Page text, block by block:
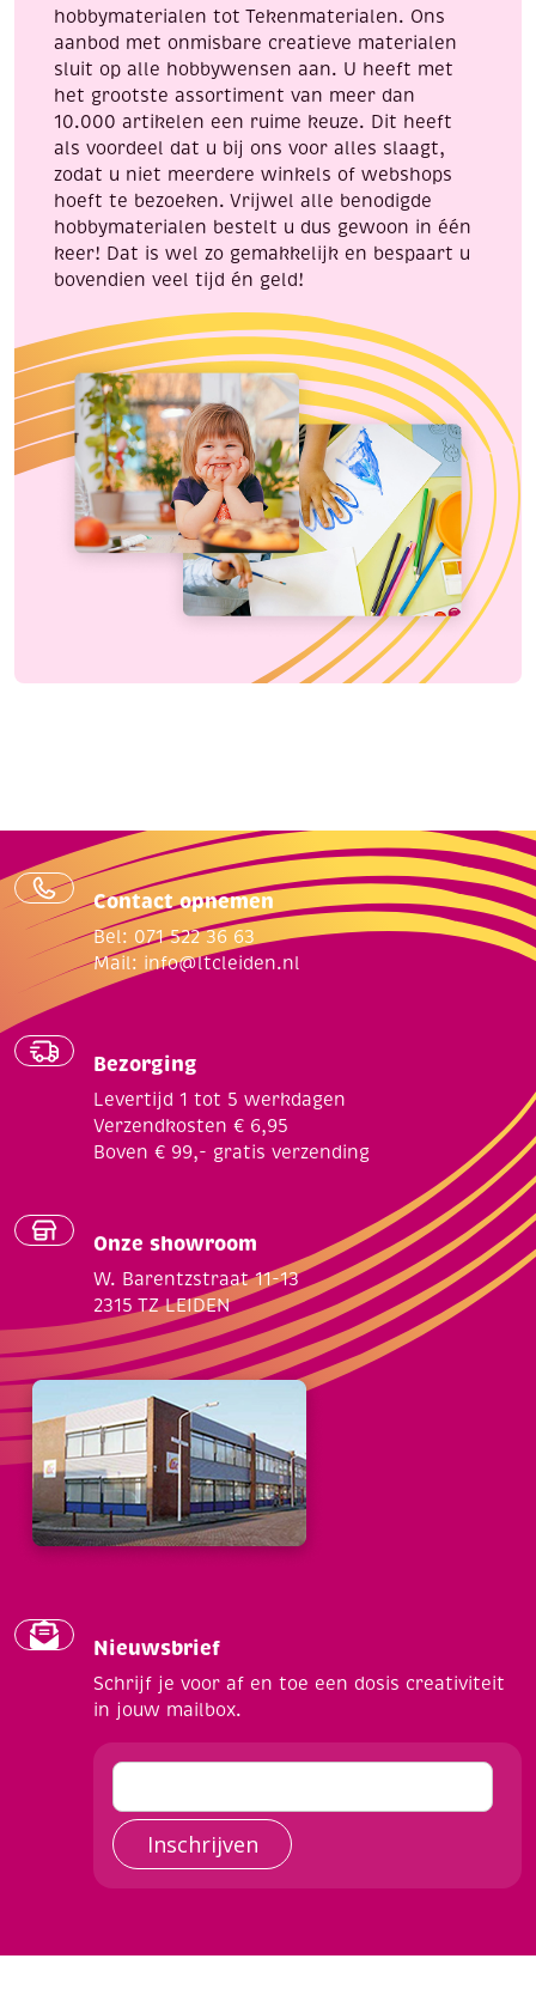
hobbymaterialen tot Tekenmaterialen. Ons
aanbod met onmisbare creatieve materialen
sluit op alle hobbywensen aan. U heeft met
het grootste assortiment van meer dan
10.000 artikelen een ruime keuze. Dit heeft
als voordeel dat u bij ons voor alles slaagt,
zodat u niet meerdere winkels of webshops
hoeft te bezoeken. Vrijwel alle benodigde
hobbymaterialen bestelt u dus gewoon in één
keer! Dat is wel zo gemakkelijk en bespaart u
bovendien veel tijd én geld!
Contact opnemen
Bel: 071 522 36 63
Mail: info@ltcleiden.nl
Bezorging
Levertijd 1 tot 5 werkdagen
Verzendkosten € 6,95
Boven € 99,- gratis verzending
Onze showroom
W. Barentzstraat 11-13
2315 TZ LEIDEN
Nieuwsbrief
Schrijf je voor af en toe een dosis creativiteit
in jouw mailbox.
Inschrijven